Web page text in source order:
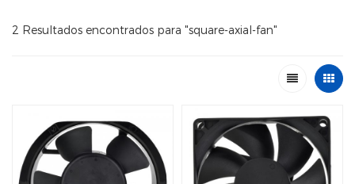
2 Resultados encontrados para "square-axial-fan"